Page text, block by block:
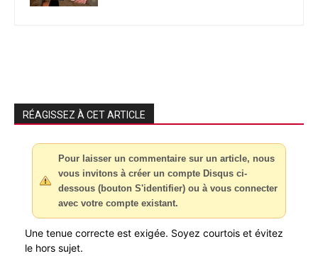
RÉAGISSEZ À CET ARTICLE
Pour laisser un commentaire sur un article, nous
vous invitons à créer un compte Disqus ci-
dessous (bouton S'identifier) ou à vous connecter
avec votre compte existant.
Une tenue correcte est exigée. Soyez courtois et évitez
le hors sujet.